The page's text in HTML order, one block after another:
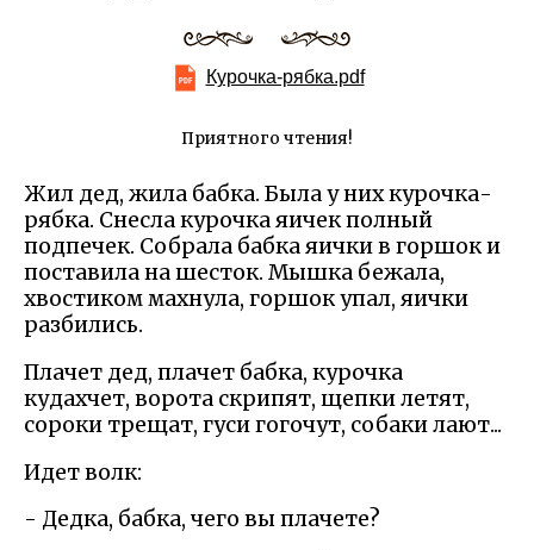
Курочка-рябка.pdf
Приятного чтения!
Жил дед, жила бабка. Была у них курочка-
рябка. Снесла курочка яичек полный
подпечек. Собрала бабка яички в горшок и
поставила на шесток. Мышка бежала,
хвостиком махнула, горшок упал, яички
разбились.
Плачет дед, плачет бабка, курочка
кудахчет, ворота скрипят, щепки летят,
сороки трещат, гуси гогочут, собаки лают...
Идет волк:
- Дедка, бабка, чего вы плачете?